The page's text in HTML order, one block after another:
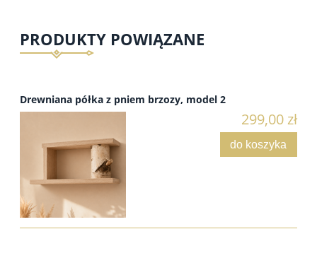
PRODUKTY POWIĄZANE
Drewniana półka z pniem brzozy, model 2
299,00 zł
do koszyka